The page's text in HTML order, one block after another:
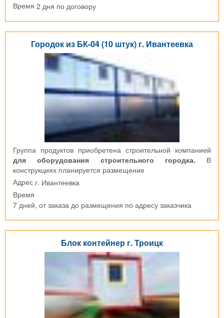
Время 2 дня по договору
Городок из БК-04 (10 штук) г. Ивантеевка
Группа продуктов приобретена строительной компанией
для оборудования строительного городка. В
конструкциях планируется размещение
Адрес г. Ивантеевка
Время
7 дней, от заказа до размещения по адресу заказчика
Блок контейнер г. Троицк